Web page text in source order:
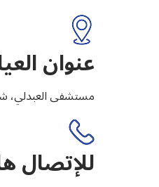
عنوان
مستشفى العبدلي، شارع
للإتصال